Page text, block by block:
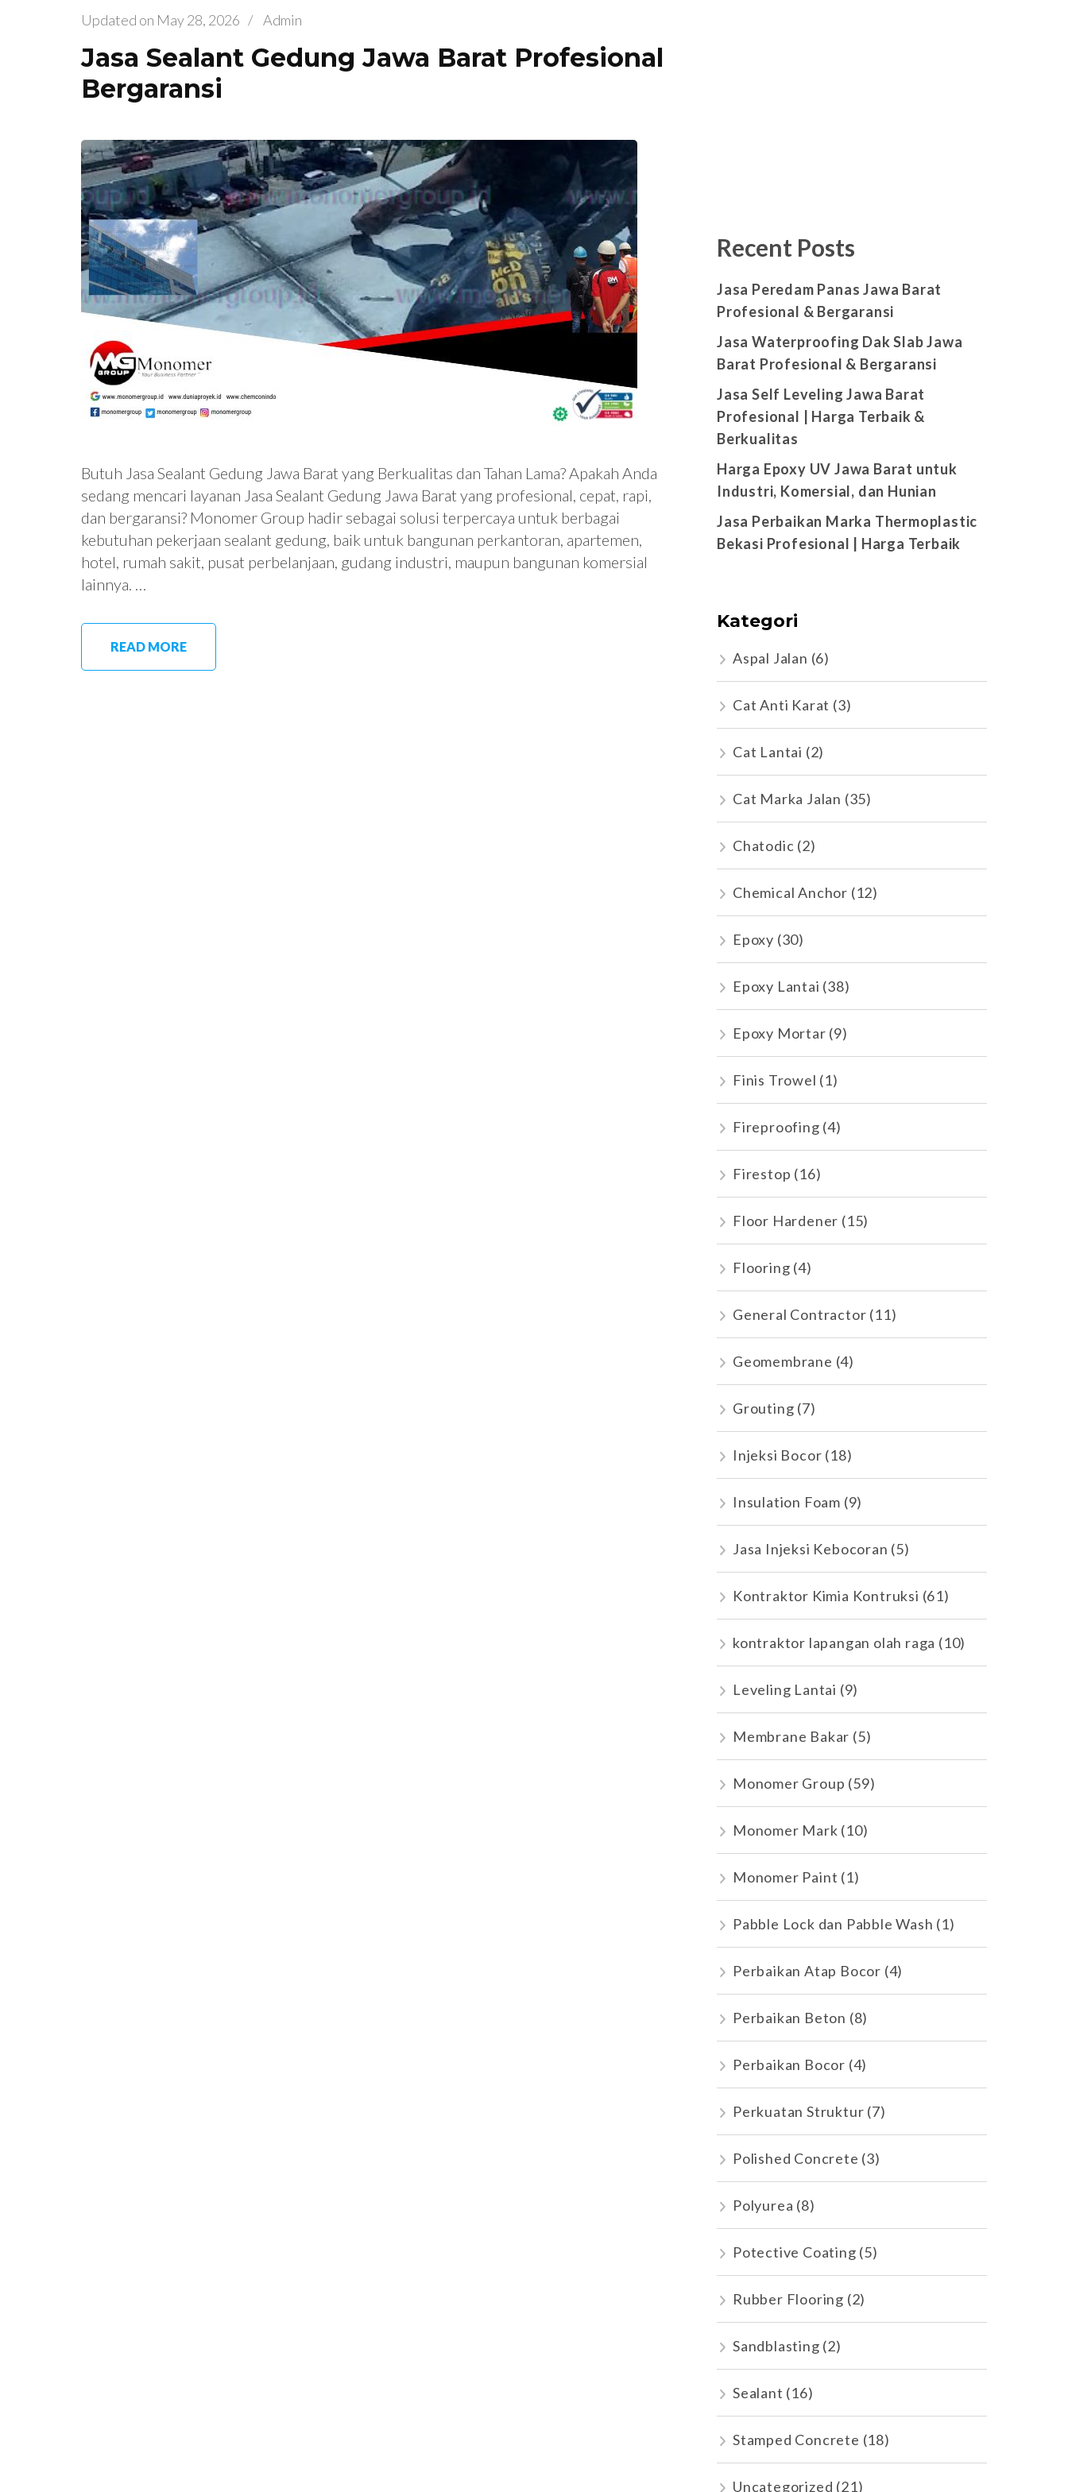
Updated on May 28, 2026 / Admin
Jasa Sealant Gedung Jawa Barat Profesional
Bergaransi
Butuh Jasa Sealant Gedung Jawa Barat yang Berkualitas dan Tahan Lama? Apakah Anda
sedang mencari layanan Jasa Sealant Gedung Jawa Barat yang profesional, cepat, rapi,
dan bergaransi? Monomer Group hadir sebagai solusi terpercaya untuk berbagai
kebutuhan pekerjaan sealant gedung, baik untuk bangunan perkantoran, apartemen,
hotel, rumah sakit, pusat perbelanjaan, gudang industri, maupun bangunan komersial
lainnya. …
READ MORE
Recent Posts
Jasa Peredam Panas Jawa Barat
Profesional & Bergaransi
Jasa Waterproofing Dak Slab Jawa
Barat Profesional & Bergaransi
Jasa Self Leveling Jawa Barat
Profesional | Harga Terbaik &
Berkualitas
Harga Epoxy UV Jawa Barat untuk
Industri, Komersial, dan Hunian
Jasa Perbaikan Marka Thermoplastic
Bekasi Profesional | Harga Terbaik
Kategori
Aspal Jalan (6)
Cat Anti Karat (3)
Cat Lantai (2)
Cat Marka Jalan (35)
Chatodic (2)
Chemical Anchor (12)
Epoxy (30)
Epoxy Lantai (38)
Epoxy Mortar (9)
Finis Trowel (1)
Fireproofing (4)
Firestop (16)
Floor Hardener (15)
Flooring (4)
General Contractor (11)
Geomembrane (4)
Grouting (7)
Injeksi Bocor (18)
Insulation Foam (9)
Jasa Injeksi Kebocoran (5)
Kontraktor Kimia Kontruksi (61)
kontraktor lapangan olah raga (10)
Leveling Lantai (9)
Membrane Bakar (5)
Monomer Group (59)
Monomer Mark (10)
Monomer Paint (1)
Pabble Lock dan Pabble Wash (1)
Perbaikan Atap Bocor (4)
Perbaikan Beton (8)
Perbaikan Bocor (4)
Perkuatan Struktur (7)
Polished Concrete (3)
Polyurea (8)
Potective Coating (5)
Rubber Flooring (2)
Sandblasting (2)
Sealant (16)
Stamped Concrete (18)
Uncategorized (21)